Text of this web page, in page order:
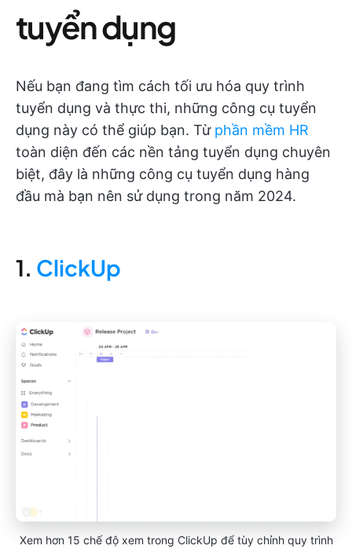
tuyển dụng
Nếu bạn đang tìm cách tối ưu hóa quy trình
tuyển dụng và thực thi, những công cụ tuyển
dụng này có thể giúp bạn. Từ phần mềm HR
toàn diện đến các nền tảng tuyển dụng chuyên
biệt, đây là những công cụ tuyển dụng hàng
đầu mà bạn nên sử dụng trong năm 2024.
1. ClickUp
Xem hơn 15 chế độ xem trong ClickUp để tùy chỉnh quy trình